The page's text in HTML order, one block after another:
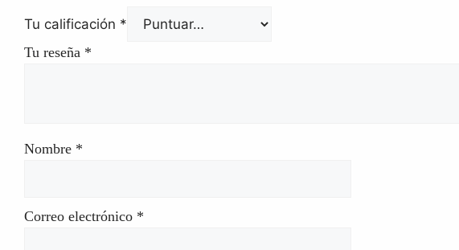
Tu calificación *
Tu reseña *
Nombre *
Correo electrónico *